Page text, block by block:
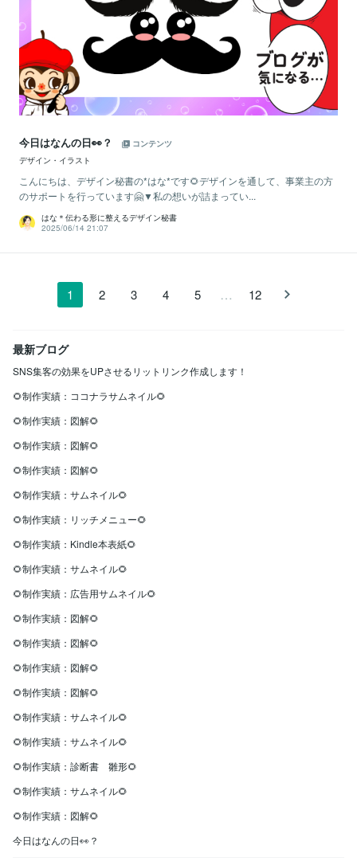
今日はなんの日👀？
コンテンツ
デザイン・イラスト
こんにちは、デザイン秘書の*はな*です🌻デザインを通して、事業主の方
のサポートを行っています🤗▼私の想いが詰まってい...
はな＊伝わる形に整えるデザイン秘書
2025/06/14 21:07
1 2 3 4 5 … 12
最新ブログ
SNS集客の効果をUPさせるリットリンク作成します！
🌻制作実績：ココナラサムネイル🌻
🌻制作実績：図解🌻
🌻制作実績：図解🌻
🌻制作実績：図解🌻
🌻制作実績：サムネイル🌻
🌻制作実績：リッチメニュー🌻
🌻制作実績：Kindle本表紙🌻
🌻制作実績：サムネイル🌻
🌻制作実績：広告用サムネイル🌻
🌻制作実績：図解🌻
🌻制作実績：図解🌻
🌻制作実績：図解🌻
🌻制作実績：図解🌻
🌻制作実績：サムネイル🌻
🌻制作実績：サムネイル🌻
🌻制作実績：診断書 雛形🌻
🌻制作実績：サムネイル🌻
🌻制作実績：図解🌻
今日はなんの日👀？